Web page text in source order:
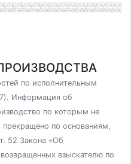
по исполнительным
Информация об
по которым не
по основаниям,
52 Закона «Об
взыскателю по